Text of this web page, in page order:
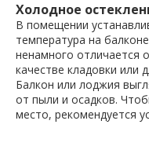
Холодное
В помещении
температура на
ненамного отличается
качестве кладовки или
Балкон или лоджия
от пыли и осадков.